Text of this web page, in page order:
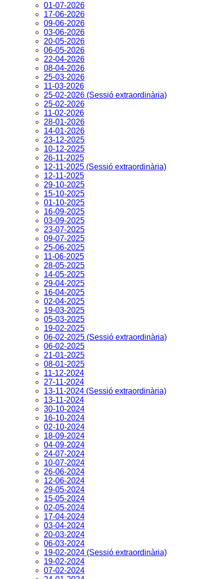
01-07-2026
17-06-2026
09-06-2026
03-06-2026
20-05-2026
06-05-2026
22-04-2026
08-04-2026
25-03-2026
11-03-2026
25-02-2026 (Sessió extraordinària)
25-02-2026
11-02-2026
28-01-2026
14-01-2026
23-12-2025
10-12-2025
26-11-2025
12-11-2025 (Sessió extraordinària)
12-11-2025
29-10-2025
15-10-2025
01-10-2025
16-09-2025
03-09-2025
23-07-2025
09-07-2025
25-06-2025
11-06-2025
28-05-2025
14-05-2025
29-04-2025
16-04-2025
02-04-2025
19-03-2025
05-03-2025
19-02-2025
06-02-2025 (Sessió extraordinària)
06-02-2025
21-01-2025
08-01-2025
11-12-2024
27-11-2024
13-11-2024 (Sessió extraordinària)
13-11-2024
30-10-2024
16-10-2024
02-10-2024
18-09-2024
04-09-2024
24-07-2024
10-07-2024
26-06-2024
12-06-2024
29-05-2024
15-05-2024
02-05-2024
17-04-2024
03-04-2024
20-03-2024
06-03-2024
19-02-2024 (Sessió extraordinària)
19-02-2024
07-02-2024